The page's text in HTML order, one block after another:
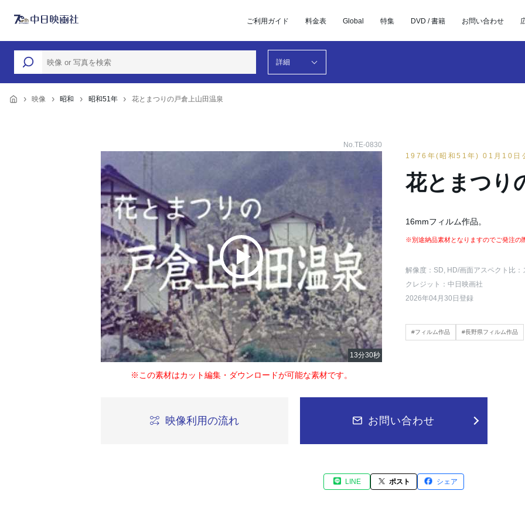
ご利用ガイド 料金表 Global 特集 DVD / 書籍 お問い合わせ
詳細
映像 昭和 昭和51年 花とまつりの戸倉上山田温泉
No.TE-0830
※この素材はカット編集・ダウンロードが可能な素材です。
1976年(昭和51年) 01月10日
花とまつり
16mmフィルム作品。
※別途納品素材となりますのでご発注の
解像度：SD, HD/画面アスペクト比：
クレジット：中日映画社
2026年04月30日登録
#フィルム作品 #長野県フィルム作品
映像利用の流れ お問い合わせ
LINE ポスト シェア